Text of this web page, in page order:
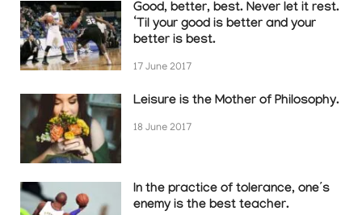
Good, better, best. Never let it rest.
‘Til your good is better and your
better is best.
17 June 2017
Leisure is the Mother of Philosophy.
18 June 2017
In the practice of tolerance, one’s
enemy is the best teacher.